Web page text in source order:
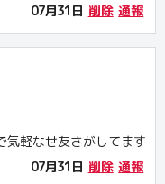
07月31日 削除 通報
気軽なせ友さがしてます
07月31日 削除 通報